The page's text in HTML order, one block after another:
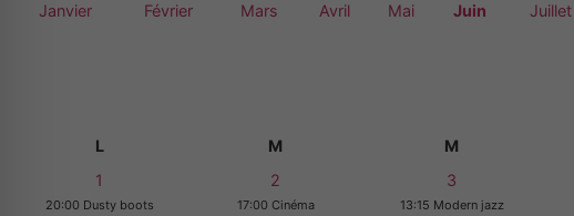
Janvier Février Mars Avril Mai Juin Juillet
L M M
1
20:00 Dusty boots
2
17:00 Cinéma
3
13:15 Modern jazz